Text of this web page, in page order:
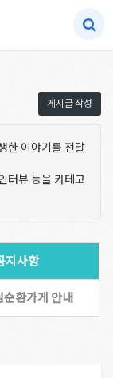
게시글 작성
한 이야기를 전달
터뷰 등을 카테고
지사항
순환가게 안내